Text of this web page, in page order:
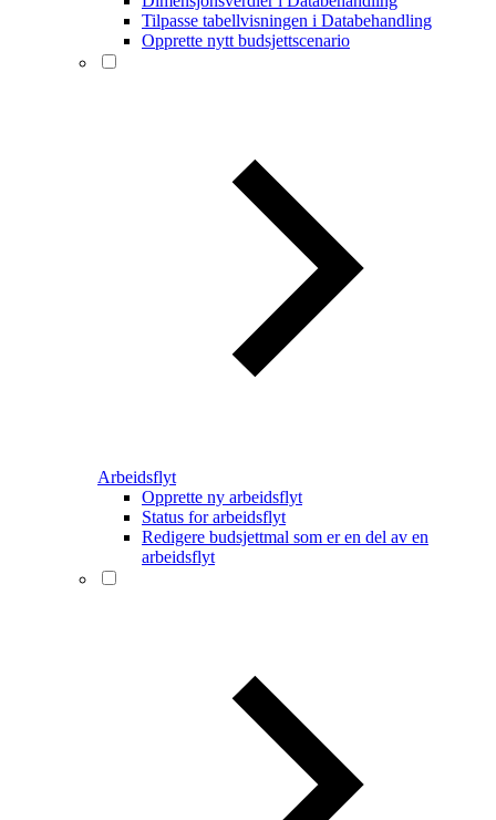
Tilpasse tabellvisningen i Databehandling
Opprette nytt budsjettscenario
Arbeidsflyt
Opprette ny arbeidsflyt
Status for arbeidsflyt
Redigere budsjettmal som er en del av en
arbeidsflyt